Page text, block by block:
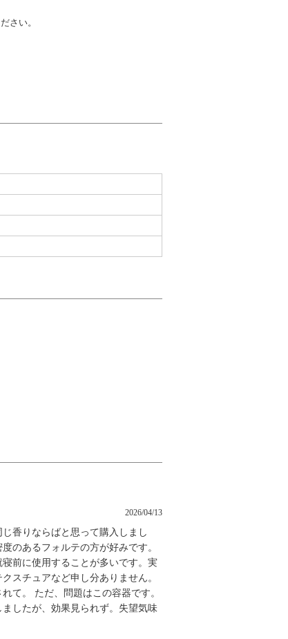
さい。
2026/04/13
香りならばと思って購入しまし
のあるフォルテの方が好みです。
前に使用することが多いです。実
スチュアなど申し分ありません。
て。 ただ、問題はこの容器です。
したが、効果見られず。失望気味